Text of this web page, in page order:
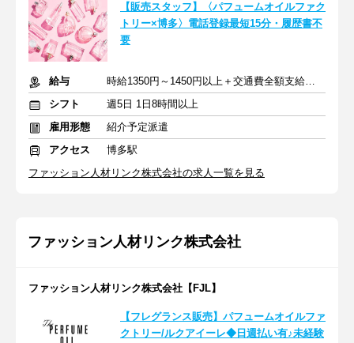
【販売スタッフ】〈パフュームオイルファク
トリー×博多〉電話登録最短15分・履歴書不
要
給与
時給1350円～1450円以上＋交通費全額支給あり
シフト
週5日 1日8時間以上
雇用形態
紹介予定派遣
アクセス
博多駅
ファッション人材リンク株式会社の求人一覧を見る
ファッション人材リンク株式会社
ファッション人材リンク株式会社【FJL】
【フレグランス販売】パフュームオイルファ
クトリー/ルクアイーレ◆日週払い有♪未経験